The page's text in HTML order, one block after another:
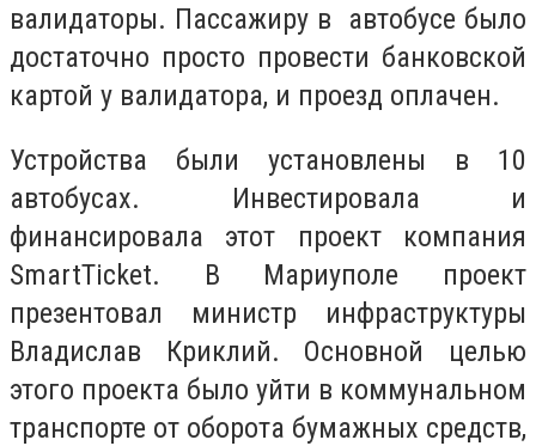
валидаторы. Пассажиру в автобусе было
достаточно просто провести банковской
картой у валидатора, и проезд оплачен.
Устройства были установлены в 10
автобусах. Инвестировала и
финансировала этот проект компания
SmartTicket. В Мариуполе проект
презентовал министр инфраструктуры
Владислав Криклий. Основной целью
этого проекта было уйти в коммунальном
транспорте от оборота бумажных средств,